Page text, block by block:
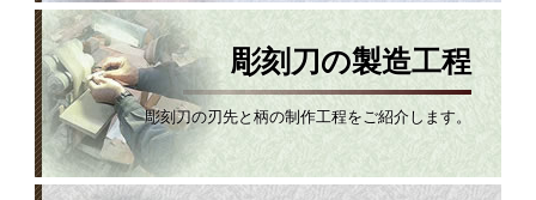
彫刻刀の製造工程
彫刻刀の刃先と柄の制作工程をご紹介します。